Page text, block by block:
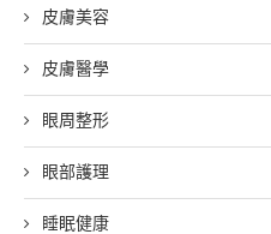
皮膚美容
皮膚醫學
眼周整形
眼部護理
睡眠健康